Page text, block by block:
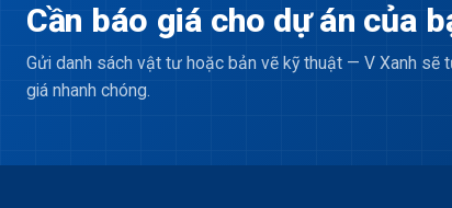
Cần báo giá cho dự án của
Gửi danh sách vật tư hoặc bản vẽ kỹ thuật — V Xanh sẽ
giá nhanh chóng.